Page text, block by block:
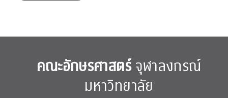
คณะอักษรศาสตร์จุฬาลงกรณ์
มหาวิทยาลัย